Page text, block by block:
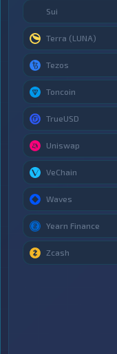
Sui
Terra (LUNA)
Tezos
Toncoin
TrueUSD
Uniswap
VeChain
Waves
Yearn Finance
Zcash